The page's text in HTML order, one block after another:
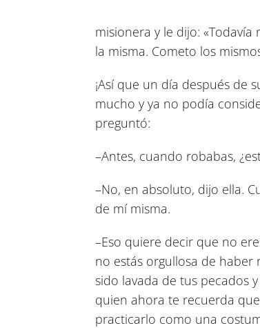
misionera y le dijo:
la misma. Cometo los
¡Así que un día después de
mucho y ya no podía
preguntó:
–Antes, cuando robabas,
–No, en absoluto, dijo ella.
de mí misma.
–Eso quiere decir que no
no estás orgullosa de haber
sido lavada de tus pecados
quien ahora te recuerda
practicarlo como una